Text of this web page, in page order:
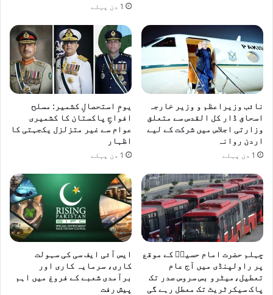
1 دن پہلے
نائب وزیراعظم و وزیر خارجہ
اسحاق ڈار کل القدس سے متعلق
وزارتی اجلاس میں شرکت کے لیے
اردن روانہ
1 دن پہلے
یومِ استحصالِ کشمیر: مسلح
افواجِ پاکستان کا کشمیری
عوام سے غیر متزلزل یکجہتی کا
اظہار
1 دن پہلے
چہلم حضرت امام حسینؓ کے موقع
پر راولپنڈی میں آج عام
تعطیل،میٹرو بس سروس صدر تک
پاک سیکرٹریٹ تک معطل رہے گی
ایس آئی ایف سی کی سہولت
کاری، سرمایہ کاری اور
برآمدی شعبے کے فروغ میں اہم
پیش رفت